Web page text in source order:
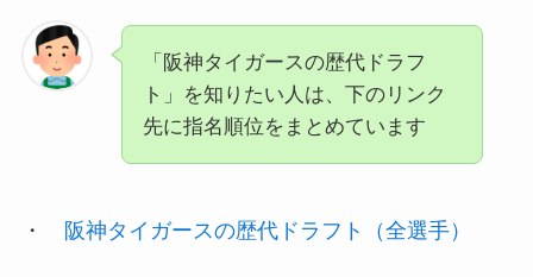
「阪神タイガースの歴代ドラフ
ト」を知りたい人は、下のリンク
先に指名順位をまとめています
・ 阪神タイガースの歴代ドラフト（全選手）